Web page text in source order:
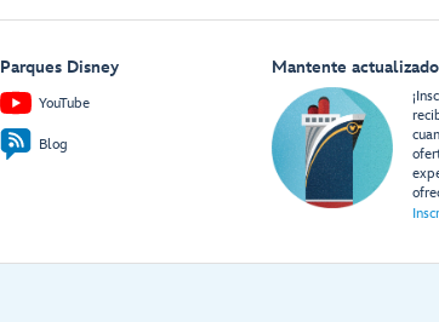
Parques Disney
YouTube
Blog
Mantente actualizado